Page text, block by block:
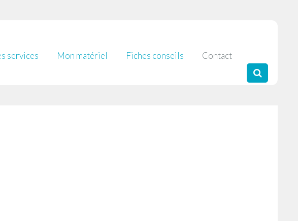
services Mon matériel Fiches conseils Contact